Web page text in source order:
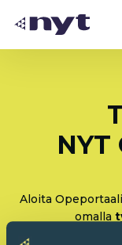
Aloita
omalla